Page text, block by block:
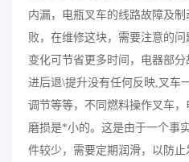
内漏，电瓶叉车的线路故障及
败，在维修这块，需要注意的
变化可节省更多时间，电器部
进后退\提升没有任何反映,叉车
调节等等，不同燃料操作叉车
磨损是*小的。这是由于一个事
件较少，需要定期润滑，以防